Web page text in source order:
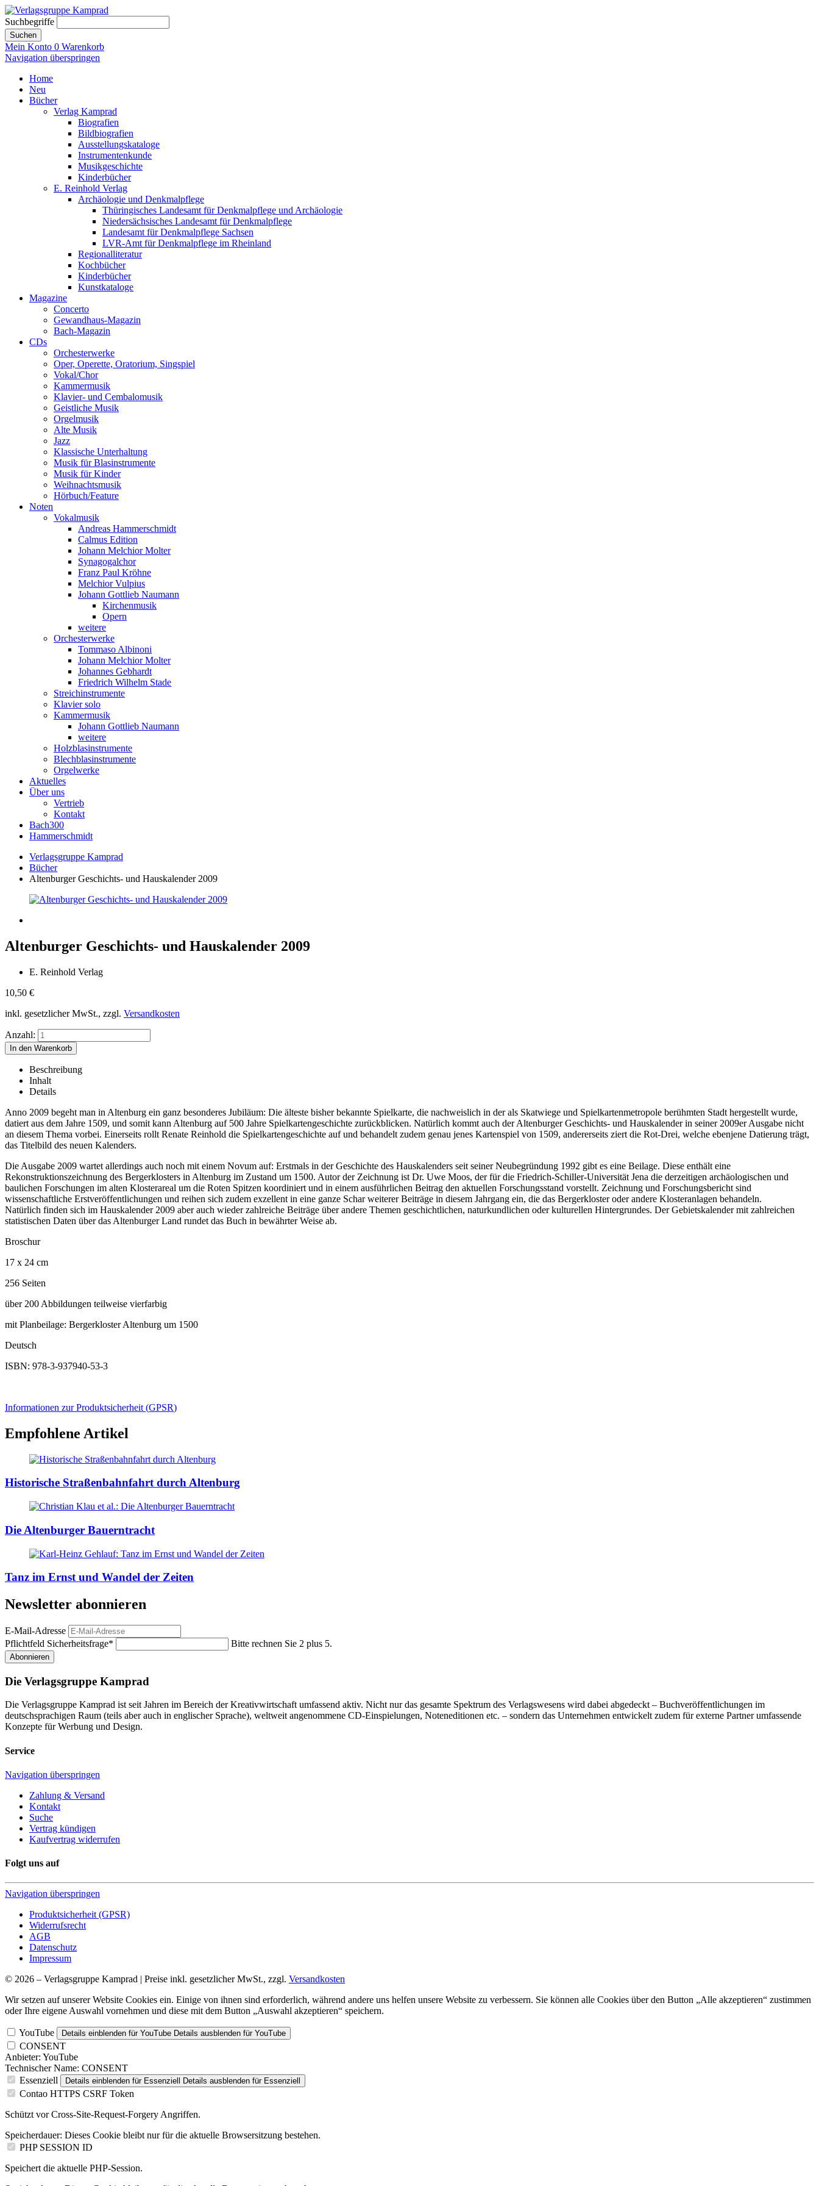
Suchbegriffe
Suchen
Mein Konto 0 Warenkorb
Navigation überspringen
Home
Neu
Bücher
Verlag Kamprad
Biografien
Bildbiografien
Ausstellungskataloge
Instrumentenkunde
Musikgeschichte
Kinderbücher
E. Reinhold Verlag
Archäologie und Denkmalpflege
Thüringisches Landesamt für Denkmalpflege und Archäologie
Niedersächsisches Landesamt für Denkmalpflege
Landesamt für Denkmalpflege Sachsen
LVR-Amt für Denkmalpflege im Rheinland
Regionalliteratur
Kochbücher
Kinderbücher
Kunstkataloge
Magazine
Concerto
Gewandhaus-Magazin
Bach-Magazin
CDs
Orchesterwerke
Oper, Operette, Oratorium, Singspiel
Vokal/Chor
Kammermusik
Klavier- und Cembalomusik
Geistliche Musik
Orgelmusik
Alte Musik
Jazz
Klassische Unterhaltung
Musik für Blasinstrumente
Musik für Kinder
Weihnachtsmusik
Hörbuch/Feature
Noten
Vokalmusik
Andreas Hammerschmidt
Calmus Edition
Johann Melchior Molter
Synagogalchor
Franz Paul Kröhne
Melchior Vulpius
Johann Gottlieb Naumann
Kirchenmusik
Opern
weitere
Orchesterwerke
Tommaso Albinoni
Johann Melchior Molter
Johannes Gebhardt
Friedrich Wilhelm Stade
Streichinstrumente
Klavier solo
Kammermusik
Johann Gottlieb Naumann
weitere
Holzblasinstrumente
Blechblasinstrumente
Orgelwerke
Aktuelles
Über uns
Vertrieb
Kontakt
Bach300
Hammerschmidt
Verlagsgruppe Kamprad
Bücher
Altenburger Geschichts- und Hauskalender 2009
Altenburger Geschichts- und Hauskalender 2009
E. Reinhold Verlag
10,50 €
inkl. gesetzlicher MwSt., zzgl. Versandkosten
Anzahl:
Beschreibung
Inhalt
Details
Anno 2009 begeht man in Altenburg ein ganz besonderes Jubiläum: Die älteste bisher bekannte Spielkarte, die nachweislich in der als Skatwiege und Spielkartenmetropole berühmten Stadt hergestellt wurde,
datiert aus dem Jahre 1509, und somit kann Altenburg auf 500 Jahre Spielkartengeschichte zurückblicken. Natürlich kommt auch der Altenburger Geschichts- und Hauskalender in seiner 2009er Ausgabe nicht
an diesem Thema vorbei. Einerseits rollt Renate Reinhold die Spielkartengeschichte auf und behandelt zudem genau jenes Kartenspiel von 1509, andererseits ziert die Rot-Drei, welche ebenjene Datierung trägt,
das Titelbild des neuen Kalenders.
Die Ausgabe 2009 wartet allerdings auch noch mit einem Novum auf: Erstmals in der Geschichte des Hauskalenders seit seiner Neubegründung 1992 gibt es eine Beilage. Diese enthält eine
Rekonstruktionszeichnung des Bergerklosters in Altenburg im Zustand um 1500. Autor der Zeichnung ist Dr. Uwe Moos, der für die Friedrich-Schiller-Universität Jena die derzeitigen archäologischen und
baulichen Forschungen im alten Klosterareal um die Roten Spitzen koordiniert und in einem ausführlichen Beitrag den aktuellen Forschungsstand vorstellt. Zeichnung und Forschungsbericht sind
wissenschaftliche Erstveröffentlichungen und reihen sich zudem exzellent in eine ganze Schar weiterer Beiträge in diesem Jahrgang ein, die das Bergerkloster oder andere Klosteranlagen behandeln.
Natürlich finden sich im Hauskalender 2009 aber auch wieder zahlreiche Beiträge über andere Themen geschichtlichen, naturkundlichen oder kulturellen Hintergrundes. Der Gebietskalender mit zahlreichen
statistischen Daten über das Altenburger Land rundet das Buch in bewährter Weise ab.
Broschur
17 x 24 cm
256 Seiten
über 200 Abbildungen teilweise vierfarbig
mit Planbeilage: Bergerkloster Altenburg um 1500
Deutsch
ISBN: 978-3-937940-53-3
Informationen zur Produktsicherheit (GPSR)
Empfohlene Artikel
Historische Straßenbahnfahrt durch Altenburg
Die Altenburger Bauerntracht
Tanz im Ernst und Wandel der Zeiten
Newsletter abonnieren
E-Mail-Adresse
Pflichtfeld Sicherheitsfrage* Bitte rechnen Sie 2 plus 5.
Abonnieren
Die Verlagsgruppe Kamprad
Die Verlagsgruppe Kamprad ist seit Jahren im Bereich der Kreativwirtschaft umfassend aktiv. Nicht nur das gesamte Spektrum des Verlagswesens wird dabei abgedeckt – Buchveröffentlichungen im
deutschsprachigen Raum (teils aber auch in englischer Sprache), weltweit angenommene CD-Einspielungen, Noteneditionen etc. – sondern das Unternehmen entwickelt zudem für externe Partner umfassende
Konzepte für Werbung und Design.
Service
Navigation überspringen
Zahlung & Versand
Kontakt
Suche
Vertrag kündigen
Kaufvertrag widerrufen
Folgt uns auf
Navigation überspringen
Produktsicherheit (GPSR)
Widerrufsrecht
AGB
Datenschutz
Impressum
© 2026 – Verlagsgruppe Kamprad | Preise inkl. gesetzlicher MwSt., zzgl. Versandkosten
Wir setzen auf unserer Website Cookies ein. Einige von ihnen sind erforderlich, während andere uns helfen unsere Website zu verbessern. Sie können alle Cookies über den Button „Alle akzeptieren“ zustimmen
oder Ihre eigene Auswahl vornehmen und diese mit dem Button „Auswahl akzeptieren“ speichern.
YouTube Details einblenden für YouTube Details ausblenden für YouTube
CONSENT
Anbieter: YouTube
Technischer Name: CONSENT
Essenziell
Details einblenden für Essenziell Details ausblenden für Essenziell
Contao HTTPS CSRF Token
Schützt vor Cross-Site-Request-Forgery Angriffen.
Speicherdauer: Dieses Cookie bleibt nur für die aktuelle Browsersitzung bestehen.
PHP SESSION ID
Speichert die aktuelle PHP-Session.